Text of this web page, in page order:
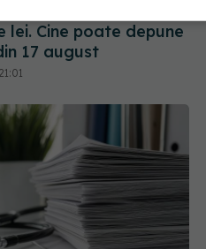
un sprijin de
lei. Cine poate depune
17 august